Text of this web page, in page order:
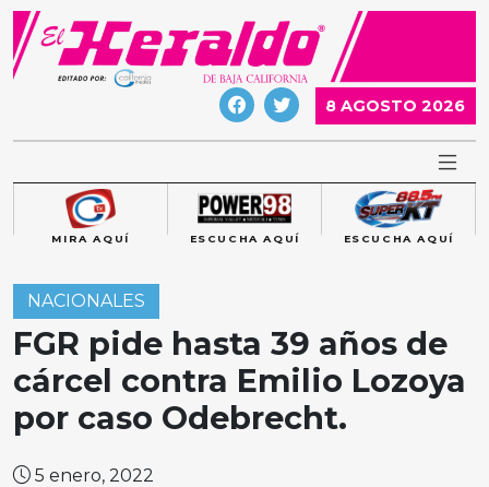
Skip
content
8 AGOSTO 2026
MIRA AQUÍ ESCUCHA AQUÍ ESCUCHA AQUÍ
NACIONALES
FGR pide hasta 39 años de
cárcel contra Emilio Lozoya
por caso Odebrecht.
5 enero, 2022